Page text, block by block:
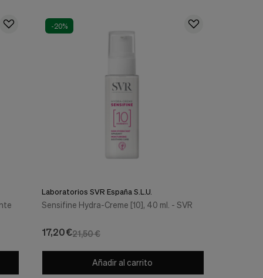
-20%
Laboratorios SVR España S.L.U.
Sensifine Hydra-Creme [10], 40 ml. - SVR
21,50 €
17,20 €
Añadir al carrito